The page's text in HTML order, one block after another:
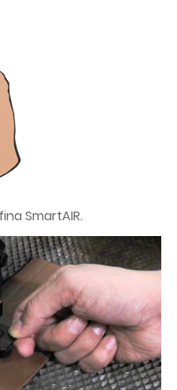
SmartAIR.